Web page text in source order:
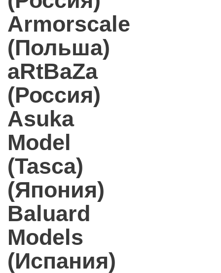
Armorscale
(Польша)
aRtBaZa
(Россия)
Asuka
Model
(Tasca)
(Япония)
Baluard
Models
(Испания)